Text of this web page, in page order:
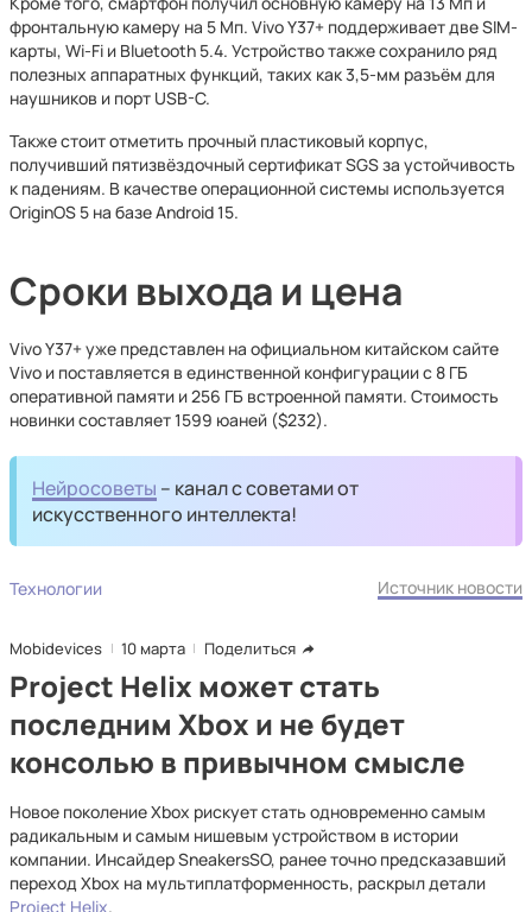
фронтальную камеру на 5 Мп. Vivo Y37+ поддерживает две SIM-
карты, Wi-Fi и Bluetooth 5.4. Устройство также сохранило ряд
полезных аппаратных функций, таких как 3,5-мм разъём для
наушников и порт USB-C.
Также стоит отметить прочный пластиковый корпус,
получивший пятизвёздочный сертификат SGS за устойчивость
к падениям. В качестве операционной системы используется
OriginOS 5 на базе Android 15.
Сроки выхода и цена
Vivo Y37+ уже представлен на официальном китайском сайте
Vivo и поставляется в единственной конфигурации с 8 ГБ
оперативной памяти и 256 ГБ встроенной памяти. Стоимость
новинки составляет 1599 юаней ($232).
Нейросоветы – канал с советами от
искусственного интеллекта!
Технологии Источник новости
Mobidevices 10 марта Поделиться
Project Helix может стать
последним Xbox и не будет
консолью в привычном смысле
Новое поколение Xbox рискует стать одновременно самым
радикальным и самым нишевым устройством в истории
компании. Инсайдер SneakersSO, ранее точно предсказавший
переход Xbox на мультиплатформенность, раскрыл детали
Project Helix.